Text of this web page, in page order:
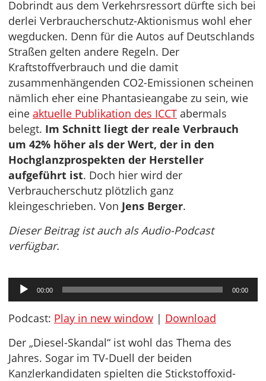
Dobrindt aus dem Verkehrsressort dürfte sich bei
derlei Verbraucherschutz-Aktionismus wohl eher
wegducken. Denn für die Autos auf Deutschlands
Straßen gelten andere Regeln. Der
Kraftstoffverbrauch und die damit
zusammenhängenden CO2-Emissionen scheinen
nämlich eher eine Phantasieangabe zu sein, wie
eine aktuelle Publikation des ICCT abermals
belegt. Im Schnitt liegt der reale Verbrauch
um 42% höher als der Wert, der in den
Hochglanzprospekten der Hersteller
aufgeführt ist. Doch hier wird der
Verbraucherschutz plötzlich ganz
kleingeschrieben. Von Jens Berger.
Dieser Beitrag ist auch als Audio-Podcast
verfügbar.
Audio-
Player
00:00 00:00
Podcast: Play in new window | Download
Der „Diesel-Skandal“ ist wohl das Thema des
Jahres. Sogar im TV-Duell der beiden
Kanzlerkandidaten spielten die Stickstoffoxid-